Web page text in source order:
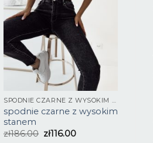
SPODNIE CZARNE Z WYSOKIM STANEM
spodnie czarne z wysokim
stanem
zł186.00 zł116.00